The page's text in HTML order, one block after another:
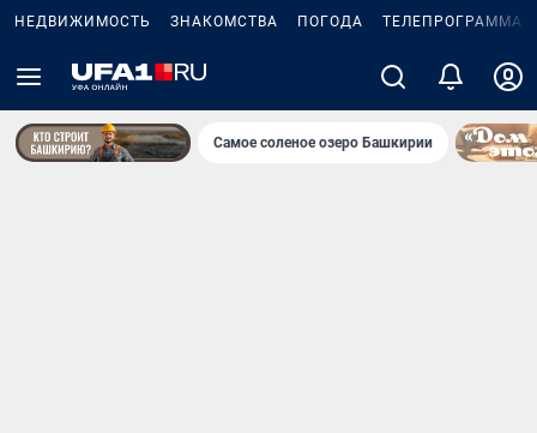
НЕДВИЖИМОСТЬ ЗНАКОМСТВА ПОГОДА ТЕЛЕПРОГРАММА
Самое соленое озеро Башкирии